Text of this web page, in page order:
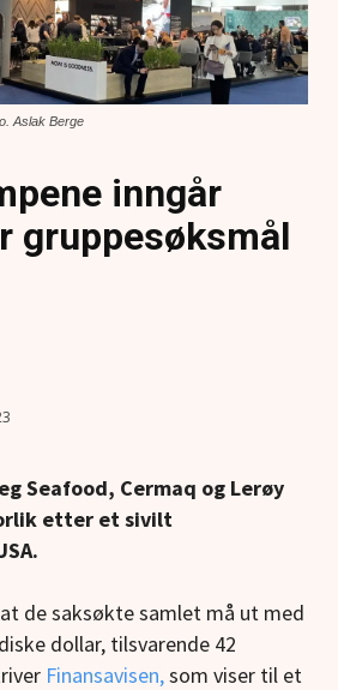
Aslak Berge
inngår
gruppesøksmål
Seafood, Cermaq og Lerøy
etter et sivilt
de saksøkte samlet må ut med
dollar, tilsvarende 42
Finansavisen,som viser til et